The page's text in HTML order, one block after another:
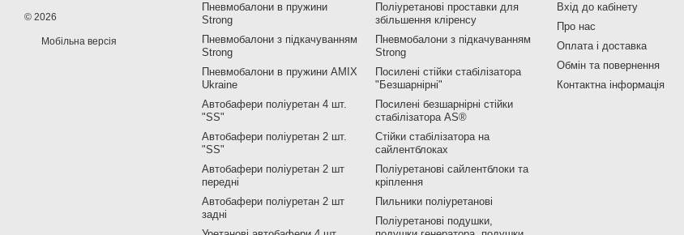
© 2026
Мобільна версія
Пневмобалони в пружини
Strong
Пневмобалони з підкачуванням
Strong
Пневмобалони в пружини AMIX
Ukraine
Автобафери поліуретан 4 шт.
"SS"
Автобафери поліуретан 2 шт.
"SS"
Автобафери поліуретан 2 шт
передні
Автобафери поліуретан 2 шт
задні
Поліуретанові проставки для
збільшення кліренсу
Пневмобалони з підкачуванням
Strong
Посилені стійки стабілізатора
"Безшарнірні"
Посилені безшарнірні стійки
стабілізатора AS®
Стійки стабілізатора на
сайлентблоках
Поліуретанові сайлентблоки та
кріплення
Пильники поліуретанові
Поліуретанові подушки,
Вхід до кабінету
Про нас
Оплата і доставка
Обмін та повернення
Контактна інформація